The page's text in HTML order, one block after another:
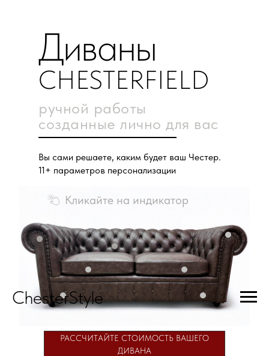
ChesterStyle
Диваны
CHESTERFIELD
ручной работы
созданные лично для вас
Вы сами решаете, каким будет ваш Честер.
11+ параметров персонализации
Кликайте на индикатор
РАССЧИТАЙТЕ СТОИМОСТЬ ВАШЕГО
ДИВАНА